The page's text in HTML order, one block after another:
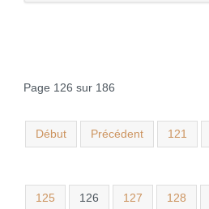
Page 126 sur 186
Début Précédent 121
125 126 127 128